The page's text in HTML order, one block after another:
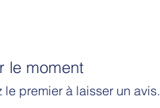
le moment
premier à laisser un avis.